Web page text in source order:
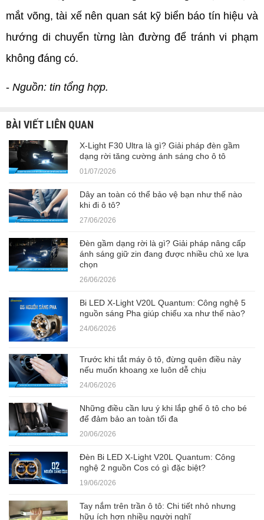
mắt võng, tài xế nên quan sát kỹ biển báo tín hiệu và
hướng di chuyển từng làn đường để tránh vi phạm
không đáng có.
- Nguồn: tin tổng hợp.
BÀI VIẾT LIÊN QUAN
X-Light F30 Ultra là gì? Giải pháp đèn gầm
dạng rời tăng cường ánh sáng cho ô tô
01/07/2026
Dây an toàn có thể bảo vệ bạn như thế nào
khi đi ô tô?
27/06/2026
Đèn gầm dạng rời là gì? Giải pháp nâng cấp
ánh sáng giữ zin đang được nhiều chủ xe lựa
chọn
26/06/2026
Bi LED X-Light V20L Quantum: Công nghệ 5
nguồn sáng Pha giúp chiếu xa như thế nào?
24/06/2026
Trước khi tắt máy ô tô, đừng quên điều này
nếu muốn khoang xe luôn dễ chịu
24/06/2026
Những điều cần lưu ý khi lắp ghế ô tô cho bé
để đảm bảo an toàn tối đa
20/06/2026
Đèn Bi LED X-Light V20L Quantum: Công
nghệ 2 nguồn Cos có gì đặc biệt?
19/06/2026
Tay nắm trên trần ô tô: Chi tiết nhỏ nhưng
hữu ích hơn nhiều người nghĩ